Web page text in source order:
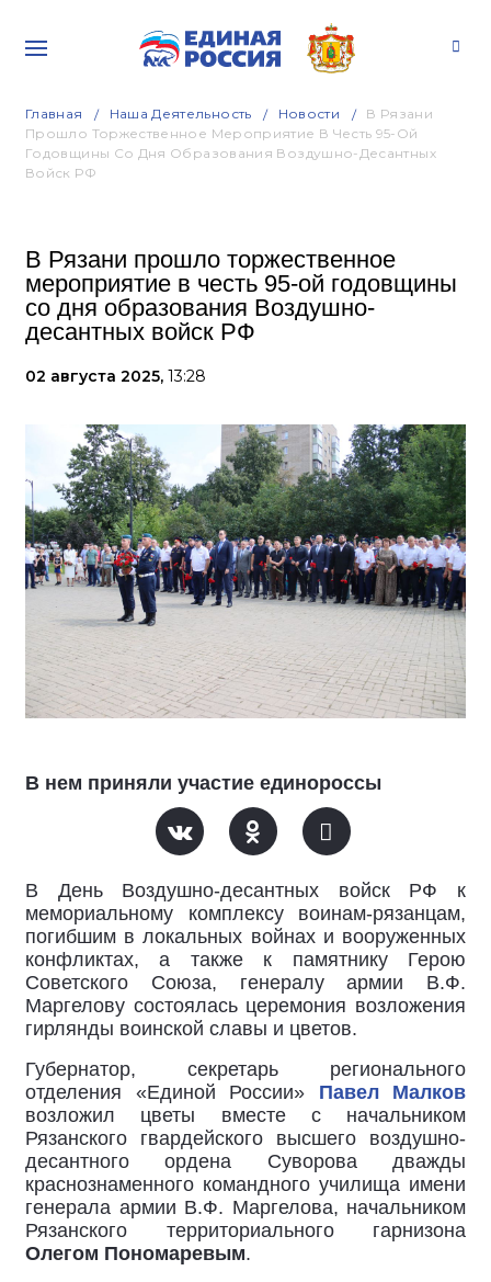
Главная Наша Деятельность Новости
В Рязани
Прошло Торжественное Мероприятие В Честь 95-Ой
Годовщины Со Дня Образования Воздушно-Десантных
Войск РФ
В Рязани прошло торжественное
мероприятие в честь 95-ой годовщины
со дня образования Воздушно-
десантных войск РФ
02 августа 2025, 13:28
В нем приняли участие единороссы
В День Воздушно-десантных войск РФ к
мемориальному комплексу воинам-рязанцам,
погибшим в локальных войнах и вооруженных
конфликтах, а также к памятнику Герою
Советского Союза, генералу армии В.Ф.
Маргелову состоялась церемония возложения
гирлянды воинской славы и цветов.
Губернатор, секретарь регионального
отделения «Единой России» Павел Малков
возложил цветы вместе с начальником
Рязанского гвардейского высшего воздушно-
десантного ордена Суворова дважды
краснознаменного командного училища имени
генерала армии В.Ф. Маргелова, начальником
Рязанского территориального гарнизона
Олегом Пономаревым.